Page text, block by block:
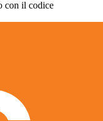
con il codice